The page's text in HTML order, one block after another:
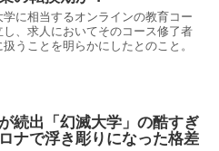
学に相当するオンラインの教育コー
し、求人においてそのコース修了者
うことを明らかにしたとのこと。
続出「幻滅大学」の酷すぎ
ナで浮き彫りになった格差